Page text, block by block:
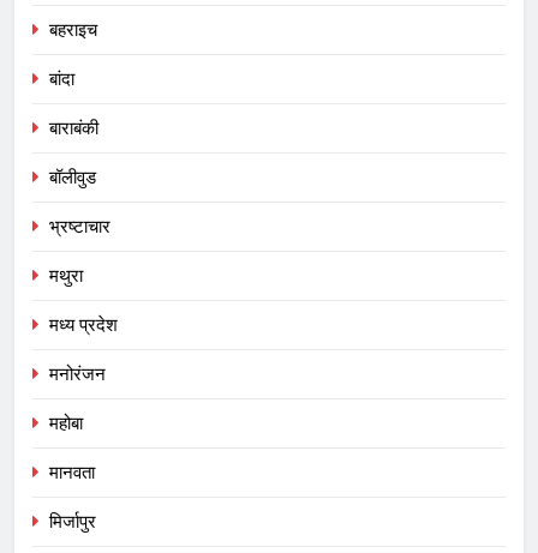
बहराइच
बांदा
बाराबंकी
बॉलीवुड
भ्रष्टाचार
मथुरा
मध्य प्रदेश
मनोरंजन
महोबा
मानवता
मिर्जापुर